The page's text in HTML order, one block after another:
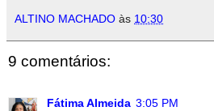
ALTINO MACHADO às 10:30
9 comentários:
Fátima Almeida 3:05 PM